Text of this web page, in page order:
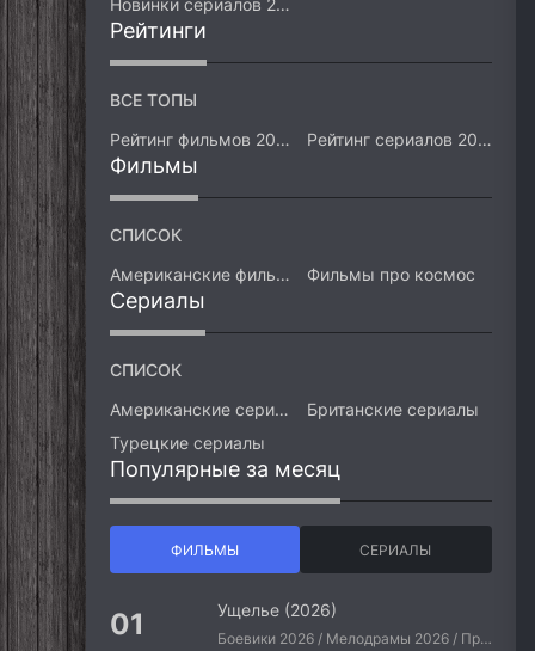
Новинки сериалов 2026
Рейтинги
ВСЕ ТОПЫ
Рейтинг фильмов 2026
Рейтинг сериалов 2026
Фильмы
СПИСОК
Американские фильмы
Фильмы про космос
Сериалы
СПИСОК
Американские сериалы
Британские сериалы
Турецкие сериалы
Популярные за месяц
ФИЛЬМЫ СЕРИАЛЫ
Ущелье (2026)
Боевики 2026 / Мелодрамы 2026 / Приключения 2026 / Ужасы 2026 / Фантастические 2026 / Зарубежные фильмы 2026 / Американские фильмы / Фильмы 2026